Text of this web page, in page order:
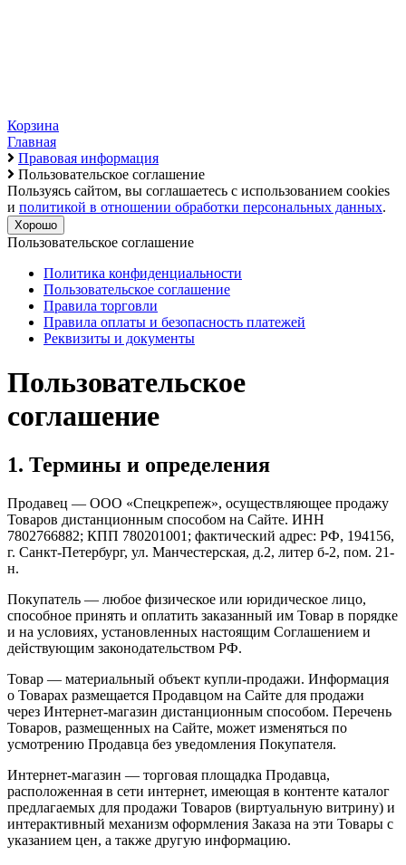
Корзина
Главная
Правовая информация
Пользовательское соглашение
Пользуясь сайтом, вы соглашаетесь с использованием cookies
и политикой в отношении обработки персональных данных.
Хорошо
Пользовательское соглашение
Политика конфиденциальности
Пользовательское соглашение
Правила торговли
Правила оплаты и безопасность платежей
Реквизиты и документы
Пользовательское
соглашение
1. Термины и определения
Продавец — ООО «Спецкрепеж», осуществляющее продажу
Товаров дистанционным способом на Сайте. ИНН
7802766882; КПП 780201001; фактический адрес: РФ, 194156,
г. Санкт-Петербург, ул. Манчестерская, д.2, литер б-2, пом. 21-
н.
Покупатель — любое физическое или юридическое лицо,
способное принять и оплатить заказанный им Товар в порядке
и на условиях, установленных настоящим Соглашением и
действующим законодательством РФ.
Товар — материальный объект купли-продажи. Информация
о Товарах размещается Продавцом на Сайте для продажи
через Интернет-магазин дистанционным способом. Перечень
Товаров, размещенных на Сайте, может изменяться по
усмотрению Продавца без уведомления Покупателя.
Интернет-магазин — торговая площадка Продавца,
расположенная в сети интернет, имеющая в контенте каталог
предлагаемых для продажи Товаров (виртуальную витрину) и
интерактивный механизм оформления Заказа на эти Товары с
указанием цен, а также другую информацию.